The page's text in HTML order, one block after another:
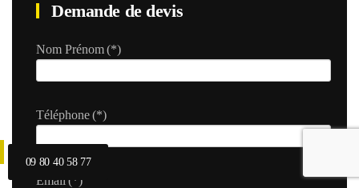
Demande de devis
Nom Prénom(*)
Téléphone(*)
Email (*)
09 80 40 58 77